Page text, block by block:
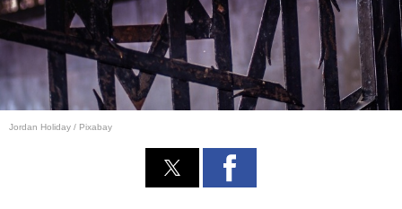
Jordan Holiday / Pixabay